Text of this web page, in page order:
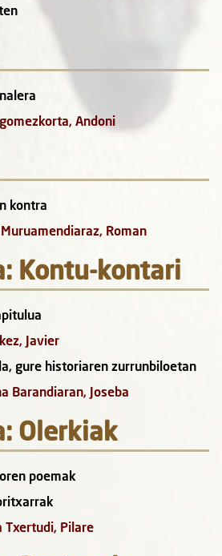
Andoni
kontra
Roman
Kontu-kontari
Javier
gure historiaren zurrunbiloetan
Barandiaran, Joseba
Olerkiak
poemak
Txertudi, Pilare